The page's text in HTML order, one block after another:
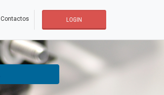
Contactos LOGIN